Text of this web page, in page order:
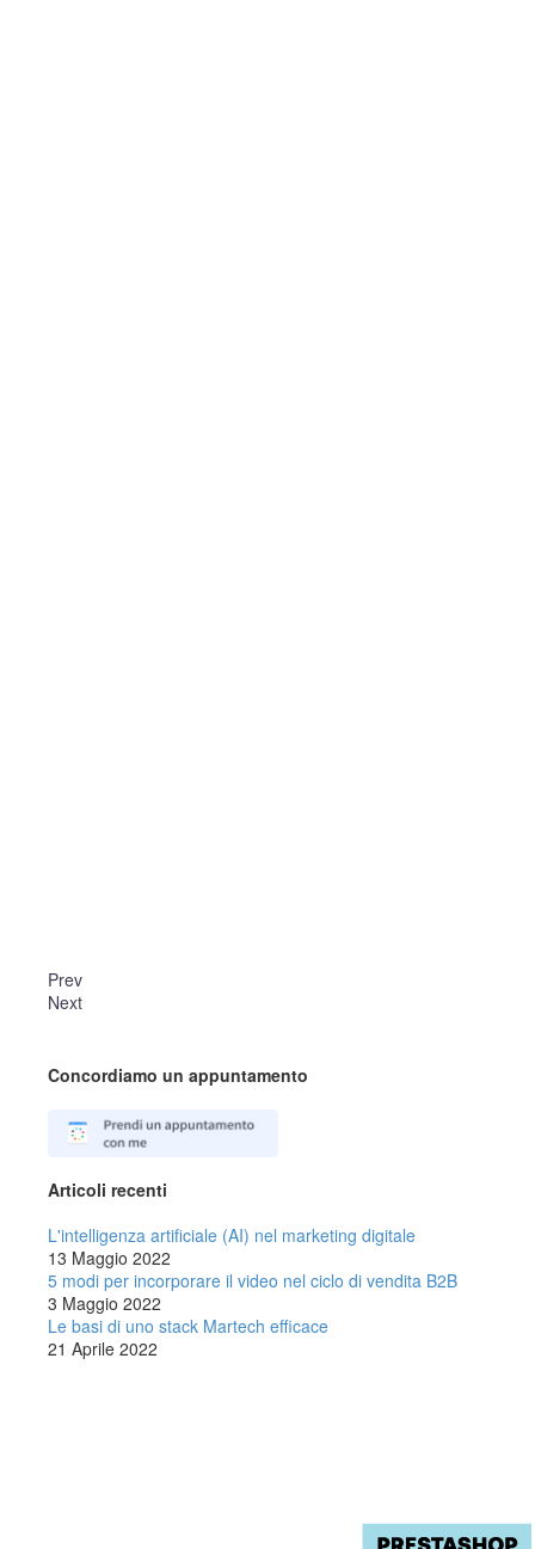
Prev
Next
Concordiamo un appuntamento
Articoli recenti
L'intelligenza artificiale (AI) nel marketing digitale
13 Maggio 2022
5 modi per incorporare il video nel ciclo di vendita B2B
3 Maggio 2022
Le basi di uno stack Martech efficace
21 Aprile 2022